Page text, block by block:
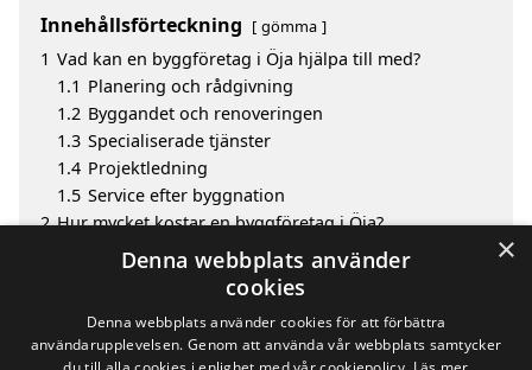
Innehållsförteckning gömma
1 Vad kan en byggföretag i Öja hjälpa till med?
1.1 Planering och rådgivning
1.2 Byggandet och renoveringen
1.3 Specialiserade tjänster
1.4 Projektledning
1.5 Service efter byggnation
2 Hur mycket kostar en byggföretag i Öja?
Fördelar med att välja byggföretag i Öja
Sök efter en skicklig byggföretag i de omgivande
×
Denna webbplats använder
cookies
Denna webbplats använder cookies för att förbättra
användarupplevelsen. Genom att använda vår webbplats samtycker